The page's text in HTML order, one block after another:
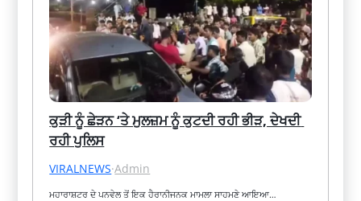
ਕੁੜੀ ਨੂੰ ਛੇੜਨ ‘ਤੇ ਮੁਲਜ਼ਮ ਨੂੰ ਕੁਟਦੀ ਰਹੀ ਭੀੜ, ਦੇਖਦੀ
ਰਹੀ ਪੁਲਿਸ
VIRALNEWS·Admin
ਮਹਾਰਾਸ਼ਟਰ ਦੇ ਪਨਵੇਲ ਤੋਂ ਇਕ ਹੈਰਾਨੀਜਨਕ ਮਾਮਲਾ ਸਾਹਮਣੇ ਆਇਆ…